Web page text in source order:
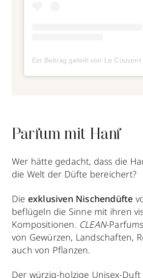
Parfum mit Hanf
Wer hätte gedacht, dass die
die Welt der Düfte bereichert?
Die exklusiven Nischendüfte
beflügeln die Sinne mit ihren
Kompositionen. CLEAN-
von Gewürzen, Landschaften,
auch von Pflanzen.
Der würzig-holzige Unisex-Duft